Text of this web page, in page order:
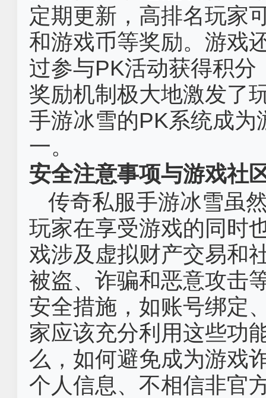
定期更新，高排名玩家
和游戏币等奖励。游戏
过参与PK活动获得积
奖励机制极大地激发了
手游冰雪的PK系统成
一。
安全注意事项与游戏社
传奇私服手游冰雪虽
玩家在享受游戏的同时
戏涉及虚拟财产交易和
被盗、诈骗和恶意攻击
安全措施，如账号绑定
家应该充分利用这些功
么，如何避免成为游戏
个人信息、不相信非官